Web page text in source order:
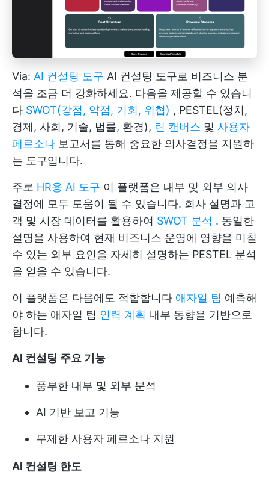
Via: AI 컨설팅 도구 AI 컨설팅 도구로 비즈니스 분
석을 조금 더 강화하세요. 다음을 제공할 수 있습니
다 SWOT(강점, 약점, 기회, 위협) , PESTEL(정치,
경제, 사회, 기술, 법률, 환경), 린 캔버스 및 사용자
페르소나 보고서를 통해 중요한 의사결정을 지원하
는 도구입니다.
주로 HR용 AI 도구 이 플랫폼은 내부 및 외부 의사
결정에 모두 도움이 될 수 있습니다. 회사 설명과 고
객 및 시장 데이터를 활용하여 SWOT 분석 . 동일한
설명을 사용하여 현재 비즈니스 운영에 영향을 미칠
수 있는 외부 요인을 자세히 설명하는 PESTEL 분석
을 얻을 수 있습니다.
이 플랫폼은 다음에도 적합합니다 애자일 팀 예측해
야 하는 애자일 팀 인력 계획 내부 동향을 기반으로
합니다.
AI 컨설팅 주요 기능
풍부한 내부 및 외부 분석
AI 기반 보고 기능
무제한 사용자 페르소나 지원
AI 컨설팅 한도